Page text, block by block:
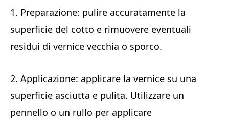
1. Preparazione: pulire accuratamente la
superficie del cotto e rimuovere eventuali
residui di vernice vecchia o sporco.
2. Applicazione: applicare la vernice su una
superficie asciutta e pulita. Utilizzare un
pennello o un rullo per applicare